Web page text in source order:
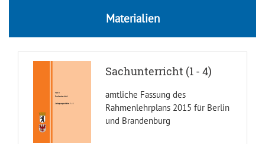
Materialien
Sachunterricht (1 - 4)
amtliche Fassung des
Rahmenlehrplans 2015 für Berlin
und Brandenburg